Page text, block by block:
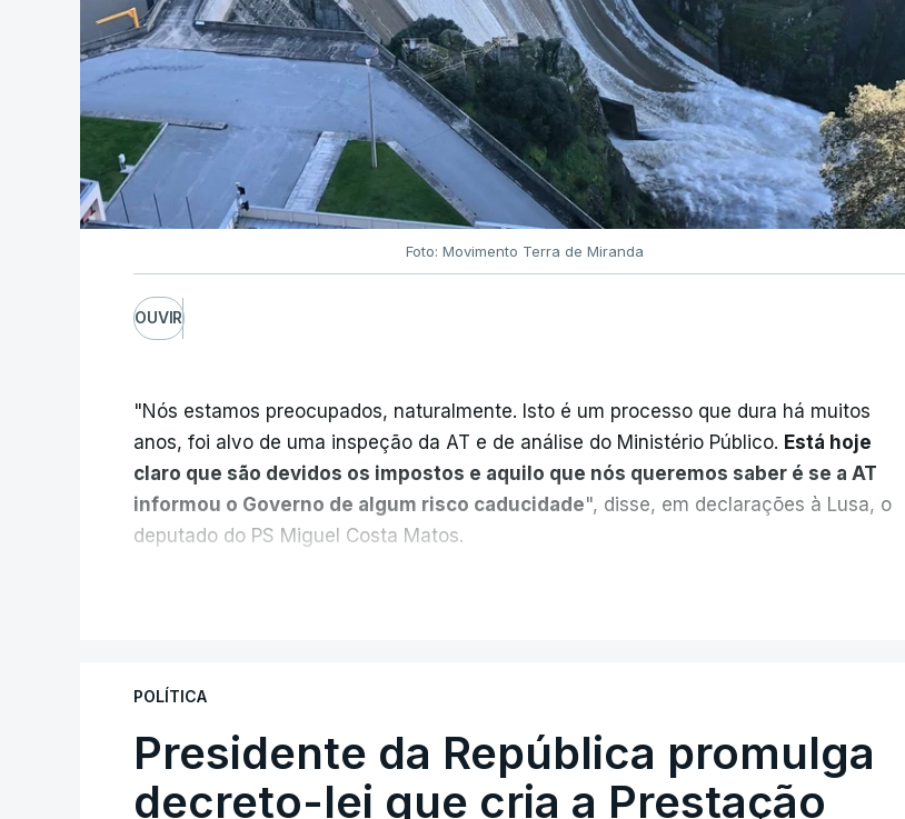
Foto: Movimento Terra de Miranda
OUVIR
"Nós estamos preocupados, naturalmente. Isto é um processo que dura há muitos
anos, foi alvo de uma inspeção da AT e de análise do Ministério Público. Está hoje
claro que são devidos os impostos e aquilo que nós queremos saber é se a AT
informou o Governo de algum risco caducidade", disse, em declarações à Lusa, o
deputado do PS Miguel Costa Matos.
Estado e das Finanças, Joaquim Miranda Sarmento, sobre o tema.
"Naturalmente que nós acreditamos na autonomia da AT, acreditamos também na
sua competência e, portanto, temos confiança que farão tudo o possível para que
estes impostos sejam realmente cobrados", ressalvou.
POLÍTICA
Presidente da República promulga
decreto-lei que cria a Prestação